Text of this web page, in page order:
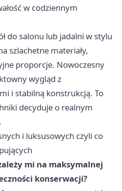
w codziennym
do salonu lub jadalni w stylu
szlachetne materiały,
proporcje. Nowoczesny
wygląd z
i stabilną konstrukcją. To
decyduje o realnym
i luksusowych czyli co
mi na maksymalnej
konserwacji?